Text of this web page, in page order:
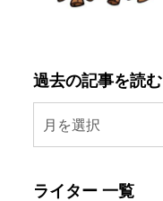
過去の記事を読む
月を選択
ライター 一覧